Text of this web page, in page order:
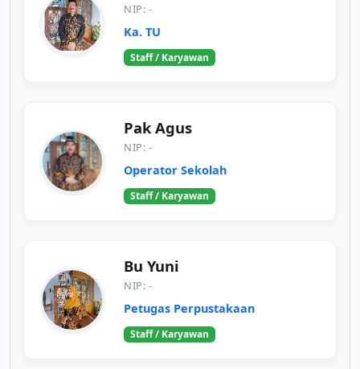
NIP: -
Ka. TU
Staff / Karyawan
Pak Agus
NIP: -
Operator Sekolah
Staff / Karyawan
Bu Yuni
NIP: -
Petugas Perpustakaan
Staff / Karyawan